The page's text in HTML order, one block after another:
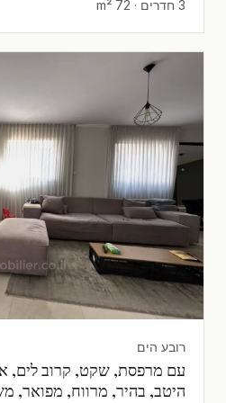
3 חדרים · 72 m²
רובע הים
עם מרפסת, שקט, קרוב לים,
היטב, בהיר, מרווח, מפואר,